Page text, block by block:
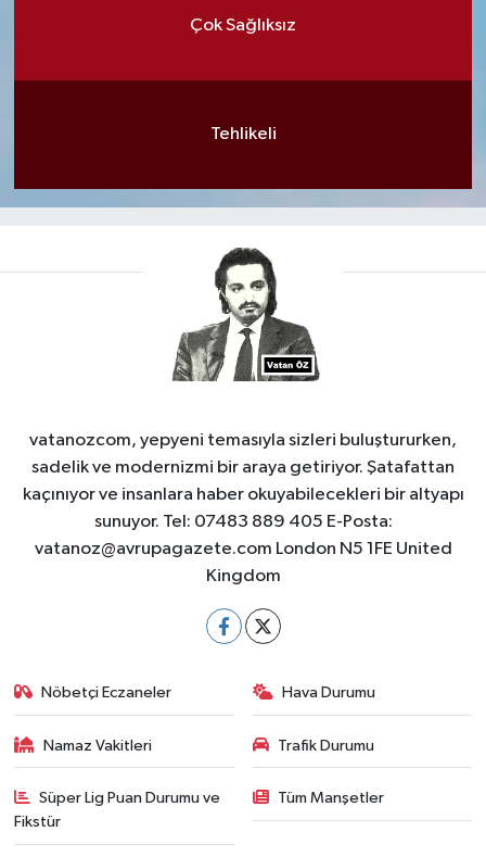
Çok Sağlıksız
Tehlikeli
vatanozcom, yepyeni temasıyla sizleri buluştururken,
sadelik ve modernizmi bir araya getiriyor. Şatafattan
kaçınıyor ve insanlara haber okuyabilecekleri bir altyapı
sunuyor. Tel: 07483 889 405 E-Posta:
vatanoz@avrupagazete.com London N5 1FE United
Kingdom
Nöbetçi Eczaneler Hava Durumu
Namaz Vakitleri Trafik Durumu
Süper Lig Puan Durumu ve
Fikstür
Tüm Manşetler